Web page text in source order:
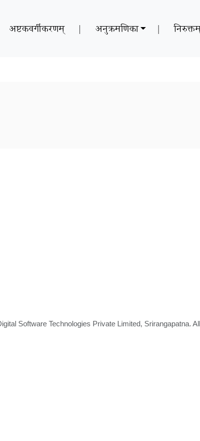
अष्टकवर्गीकरणम् | अनुक्रमणिका |
Software Technologies Private Limited, Srirangapatna.